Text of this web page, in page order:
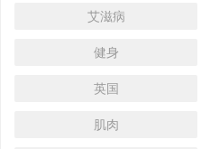
艾滋病
健身
英国
肌肉